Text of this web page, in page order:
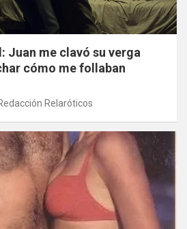
Juan me clavó su verga
cómo me follaban
Relaróticos